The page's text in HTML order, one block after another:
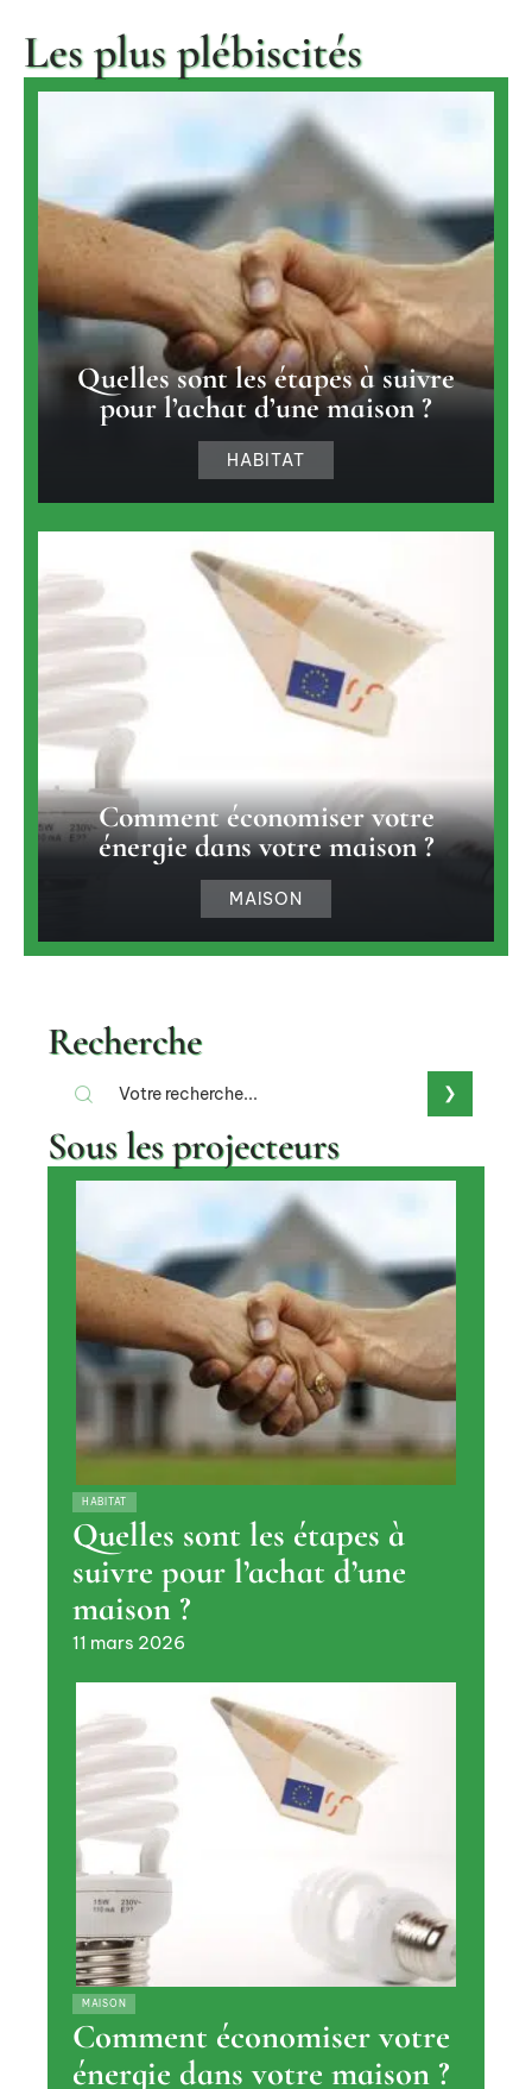
Les plus plébiscités
Quelles sont les étapes à suivre
pour l’achat d’une maison ?
HABITAT
Comment économiser votre
énergie dans votre maison ?
MAISON
Recherche
Sous les projecteurs
HABITAT
Quelles sont les étapes à
suivre pour l’achat d’une
maison ?
11 mars 2026
MAISON
Comment économiser votre
énergie dans votre maison ?